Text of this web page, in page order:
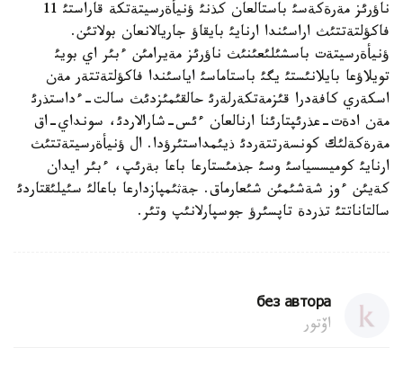
ناؤرئز مةرةكةسئ باستالعان كذنئ ؤنيأةرسيتةتكة قاراستئ 11
فاكؤلتةتتئث اراسئندا ارنايئ بايقاؤ جاريالانعان بولاتئن.
ؤنيأةرسيتةت باسشئلئعئنئث ناؤرئز مةيرامئن ءبئر اي بويئ
تويلاؤعا بايلانئستئ يگئ باستاماسئ اياسئندا فاكؤلتةتتةر مةن
اسكةري كافةدرا قئزمةتكةرلةرئ حالقئمئزدئث سالت-ءداستذرئ
مةن ادةت-عذرئپتارئنا ارنالعان ءئس-شارالاردئ، سونداي-اق
مةرةكةلئك كونسةرتتةردئ ذيئمداستئرؤدا. ال ؤنيأةرسيتةتتئث
ارنايئ كوميسسياسئ وسئ جذمئستارعا باعا بةرئپ، ءبئر ايدان
كةيئن ءوز شةشئمئن شئعارماق. جةثئمپازدارعا باعالئ سئيلئقتاردئ
سالتاناتتئ تذردة تاپسئرؤ جوسپارلانئپ وتئر.
без автора
اۆتور